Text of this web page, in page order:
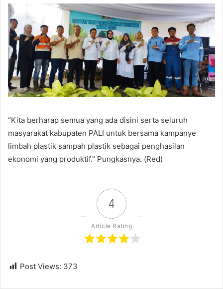
“Kita berharap semua yang ada disini serta seluruh
masyarakat kabupaten PALI untuk bersama kampanye
limbah plastik sampah plastik sebagai penghasilan
ekonomi yang produktif." Pungkasnya. (Red)
4
Article Rating
Post Views: 373